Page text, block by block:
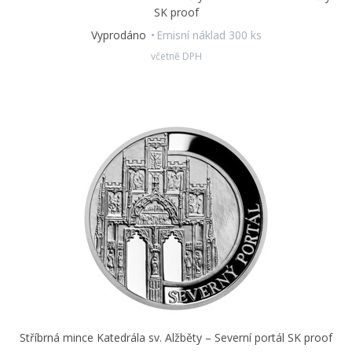
SK proof
Vyprodáno
Emisní náklad 300 ks
včetně DPH
Stříbrná mince Katedrála sv. Alžběty – Severní portál SK proof